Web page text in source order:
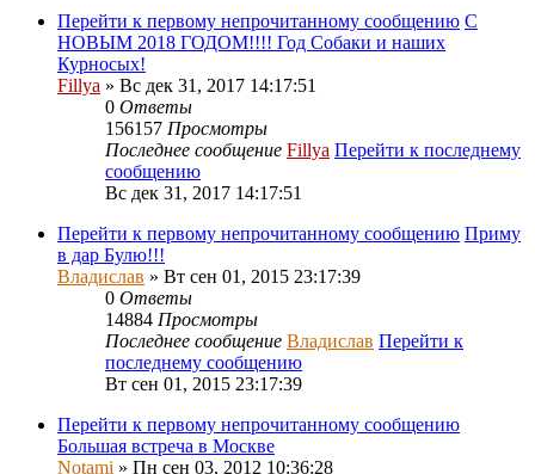
Перейти к первому непрочитанному сообщению С
НОВЫМ 2018 ГОДОМ!!!! Год Собаки и наших
Курносых!
Fillya » Вс дек 31, 2017 14:17:51
0 Ответы
156157 Просмотры
Последнее сообщение Fillya Перейти к последнему
сообщению
Вс дек 31, 2017 14:17:51
Перейти к первому непрочитанному сообщению Приму
в дар Булю!!!
Владислав » Вт сен 01, 2015 23:17:39
0 Ответы
14884 Просмотры
Последнее сообщение Владислав Перейти к
последнему сообщению
Вт сен 01, 2015 23:17:39
Перейти к первому непрочитанному сообщению
Большая встреча в Москве
Notami » Пн сен 03, 2012 10:36:28